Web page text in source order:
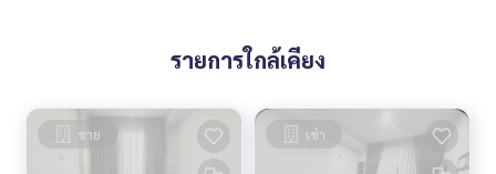
รายการใกล้เคียง
ขาย เช่า